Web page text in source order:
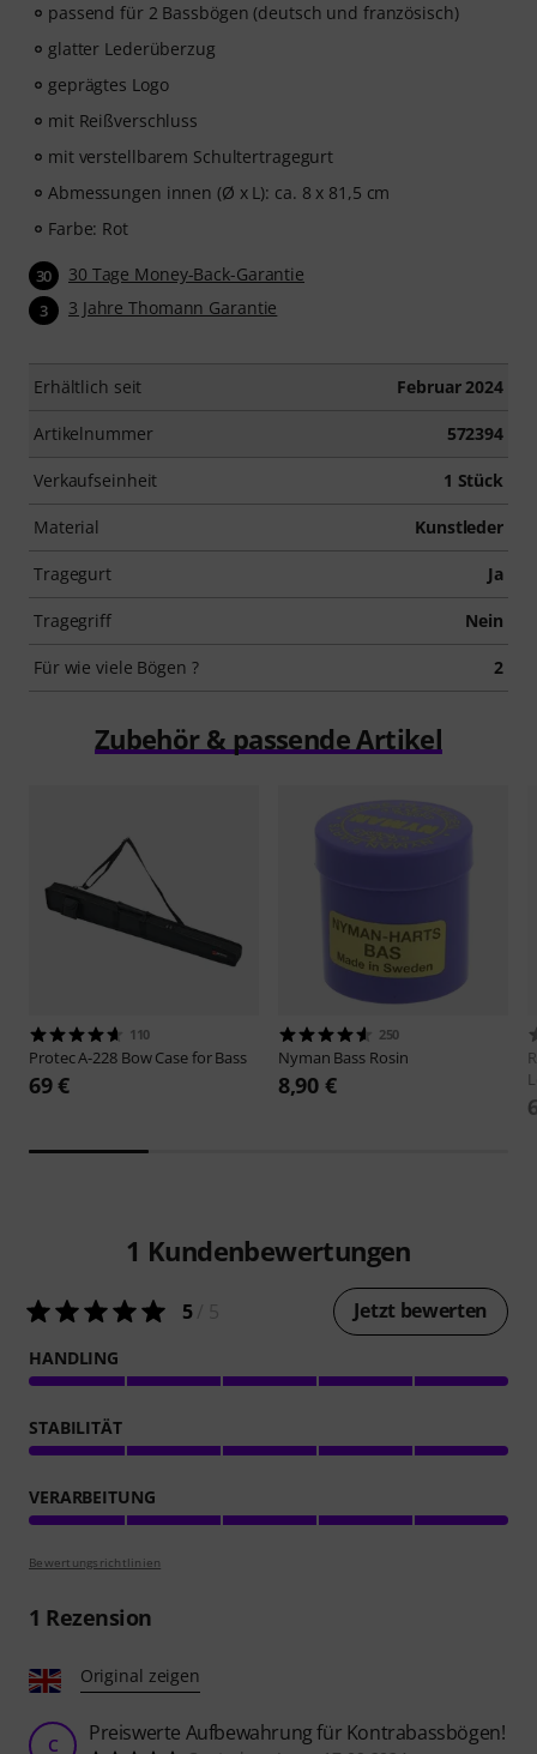
passend für 2 Bassbögen (deutsch und französisch)
glatter Lederüberzug
geprägtes Logo
mit Reißverschluss
mit verstellbarem Schultertragegurt
Abmessungen innen (Ø x L): ca. 8 x 81,5 cm
Farbe: Rot
30 30 Tage Money-Back-Garantie
3 3 Jahre Thomann Garantie
Erhältlich seit Februar 2024
Artikelnummer 572394
Verkaufseinheit 1 Stück
Material Kunstleder
Tragegurt Ja
Tragegriff Nein
Für wie viele Bögen ? 2
Zubehör & passende Artikel
110
ProtecA-228 Bow Case for Bass
69 €
250
Nyman Bass Rosin
8,90 €
1 Kundenbewertungen
5/ 5 Jetzt bewerten
HANDLING
STABILITÄT
VERARBEITUNG
Bewertungsrichtlinien
1 Rezension
Original zeigen
C Preiswerte Aufbewahrung für Kontrabassbögen!